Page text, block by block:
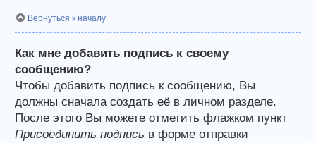
Вернуться к началу
Как мне добавить подпись к своему
сообщению?
Чтобы добавить подпись к сообщению, Вы
должны сначала создать её в личном разделе.
После этого Вы можете отметить флажком пункт
Присоединить подпись в форме отправки